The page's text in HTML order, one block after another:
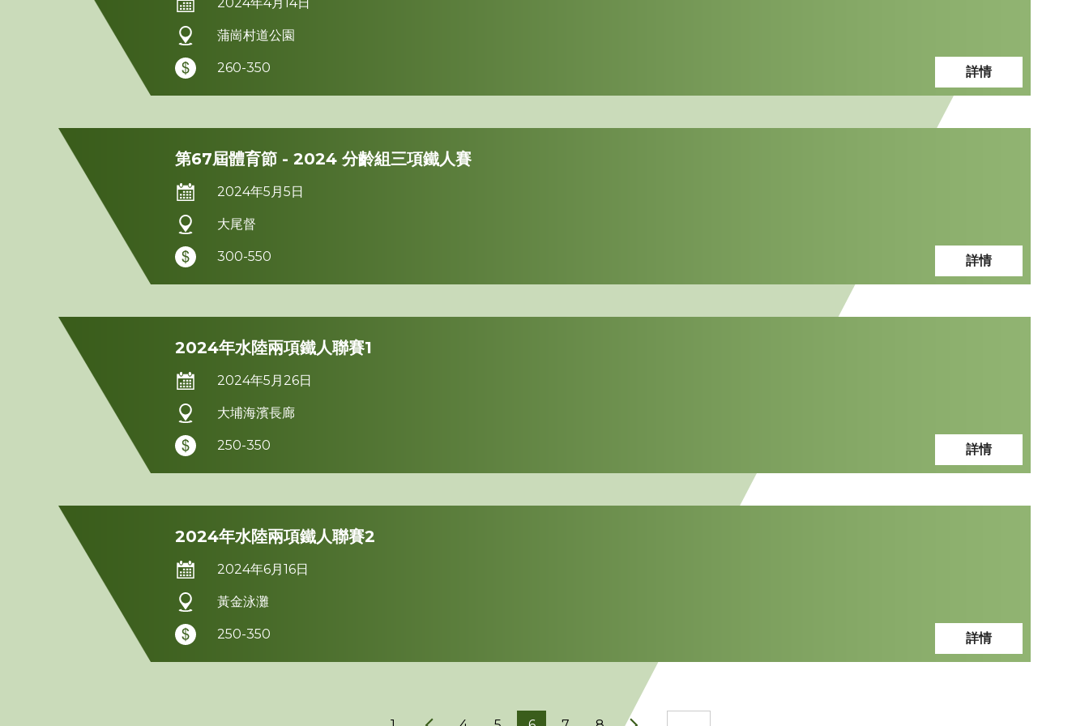
蒲崗村道公園
260-350 詳情
第67屆體育節 - 2024 分齡組三項鐵人賽
2024年5月5日
大尾督
300-550 詳情
2024年水陸兩項鐵人聯賽1
2024年5月26日
大埔海濱長廊
250-350 詳情
2024年水陸兩項鐵人聯賽2
2024年6月16日
黃金泳灘
250-350 詳情